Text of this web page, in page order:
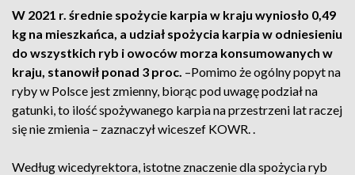
W 2021 r. średnie spożycie karpia w kraju wyniosło 0,49
kg na mieszkańca, a udział spożycia karpia w odniesieniu
do wszystkich ryb i owoców morza konsumowanych w
kraju, stanowił ponad 3 proc. –Pomimo że ogólny popyt na
ryby w Polsce jest zmienny, biorąc pod uwagę podział na
gatunki, to ilość spożywanego karpia na przestrzeni lat raczej
się nie zmienia – zaznaczył wiceszef KOWR. .
Według wicedyrektora, istotne znaczenie dla spożycia ryb